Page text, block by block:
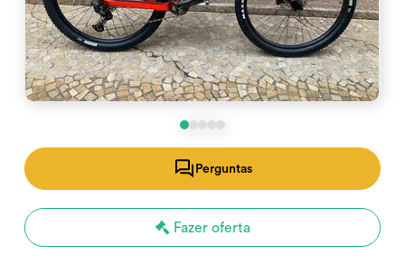
Perguntas
Fazer oferta